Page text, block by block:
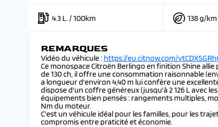
4.3 L. / 100km 138 g/
REMARQUES
Vidéo du véhicule : https://eu.citnow.com/
Ce monospace Citroën Berlingo en finition Shine
de 130 ch, il offre une consommation raisonnable
a longueur d'environ 4,40 m lui confère une
dispose d'un coffre généreux (jusqu'à 2 126 L avec
équipements bien pensés : rangements multiples,
Nm du moteur.
C'est un véhicule idéal pour les familles, pour les
compromis entre praticité et économie.